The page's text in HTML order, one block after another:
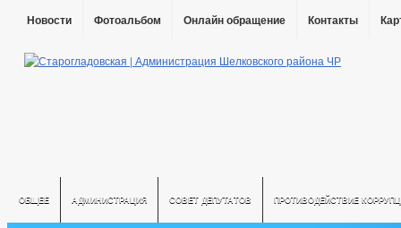
Новости Фотоальбом Онлайн обращение Контакты
ОБЩЕЕ АДМИНИСТРАЦИЯ СОВЕТ ДЕПУТАТОВ ПРОТИВОДЕЙСТВИЕ